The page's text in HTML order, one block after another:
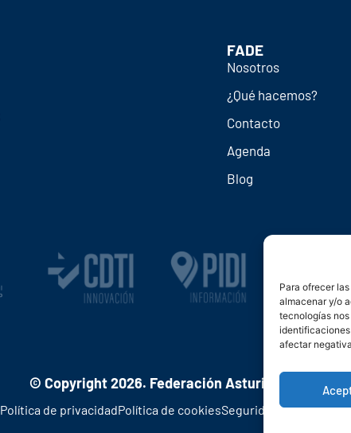
Para ofrecer
almacenar y/o
tecnologías
afectar
FADE
Nosotros
¿Qué hacemos?
Contacto
Agenda
Blog
© Copyright 2026. Federación Asturiana de
Política de privacidadPolítica de cookiesSeguridad Contacto